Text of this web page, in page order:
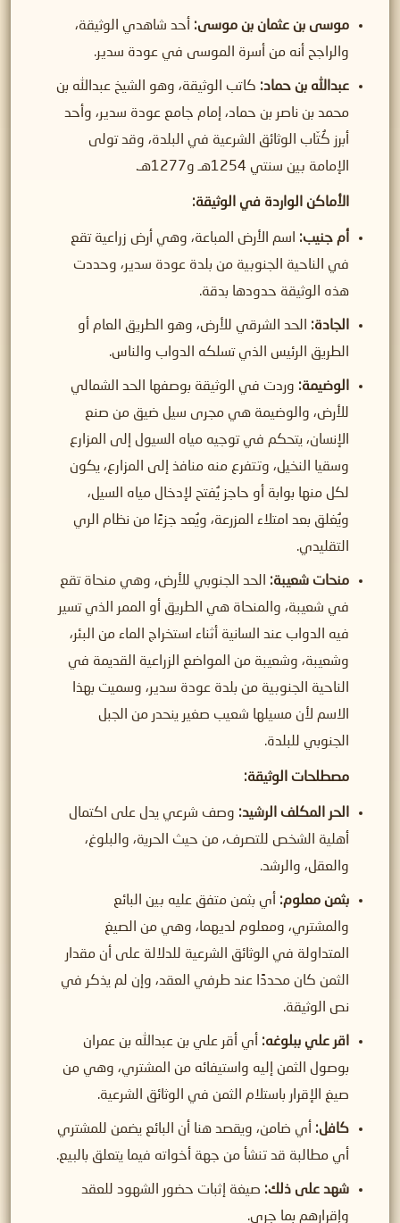
موسى بن عثمان بن موسى:
أحد شاهدي الوثيقة،
والراجح أنه من أسرة الموسى في عودة سدير.
عبدالله بن حماد: كاتب الوثيقة، وهو الشيخ عبدالله بن
محمد بن ناصر بن حماد، إمام جامع عودة سدير، وأحد
أبرز كُتّاب الوثائق الشرعية في البلدة، وقد تولى
الإمامة بين سنتي 1254هـ و1277هـ.
الأماكن الواردة في الوثيقة:
أم جنيب:
اسم الأرض المباعة، وهي أرض زراعية تقع
في الناحية الجنوبية من بلدة عودة سدير، وحددت
هذه الوثيقة حدودها بدقة.
الجادة:
الحد الشرقي للأرض، وهو الطريق العام أو
الطريق الرئيس الذي تسلكه الدواب والناس.
الوضيمة: وردت في الوثيقة بوصفها الحد الشمالي
للأرض، والوضيمة هي مجرى سيل ضيق من صنع
الإنسان، يتحكم في توجيه مياه السيول إلى المزارع
وسقيا النخيل، وتتفرع منه منافذ إلى المزارع، يكون
لكل منها بوابة أو حاجز يُفتح لإدخال مياه السيل،
ويُغلق بعد امتلاء المزرعة، ويُعد جزءًا من نظام الري
التقليدي.
منحات شعيبة:
الحد الجنوبي للأرض، وهي منحاة تقع
في شعيبة، والمنحاة هي الطريق أو الممر الذي تسير
فيه الدواب عند السانية أثناء استخراج الماء من البئر،
وشعيبة، وشعيبة من المواضع الزراعية القديمة في
الناحية الجنوبية من بلدة عودة سدير، وسميت بهذا
الاسم لأن مسيلها شعيب صغير ينحدر من الجبل
الجنوبي للبلدة.
مصطلحات الوثيقة:
الحر المكلف الرشيد: وصف شرعي يدل على اكتمال
أهلية الشخص للتصرف، من حيث الحرية، والبلوغ،
والعقل، والرشد.
بثمن معلوم: أي بثمن متفق عليه بين البائع
والمشتري، ومعلوم لديهما، وهي من الصيغ
المتداولة في الوثائق الشرعية للدلالة على أن مقدار
الثمن كان محددًا عند طرفي العقد، وإن لم يذكر في
نص الوثيقة.
اقر علي ببلوغه:
أي أقر علي بن عبدالله بن عمران
بوصول الثمن إليه واستيفائه من المشتري، وهي من
صيغ الإقرار باستلام الثمن في الوثائق الشرعية.
كافل:
أي ضامن، ويقصد هنا أن البائع يضمن للمشتري
أي مطالبة قد تنشأ من جهة أخواته فيما يتعلق بالبيع.
شهد على ذلك: صيغة إثبات حضور الشهود للعقد
وإقرارهم بما جرى.